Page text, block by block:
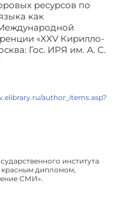
ресурсов по
как
«XXV Кирилло-
Гос. ИРЯ им. А. С.
author_items.asp?
института
красным дипломом,
СМИ».